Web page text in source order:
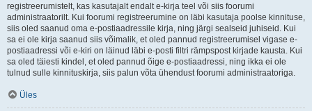
registreerumistelt, kas kasutajalt endalt e-kirja teel või siis foorumi
administraatorilt. Kui foorumi registreerumine on läbi kasutaja poolse kinnituse,
siis oled saanud oma e-postiaadressile kirja, ning järgi sealseid juhiseid. Kui
sa ei ole kirja saanud siis võimalik, et oled pannud registreerumisel vigase e-
postiaadressi või e-kiri on läinud läbi e-posti filtri rämpspost kirjade kausta. Kui
sa oled täiesti kindel, et oled pannud õige e-postiaadressi, ning ikka ei ole
tulnud sulle kinnituskirja, siis palun võta ühendust foorumi administraatoriga.
Üles